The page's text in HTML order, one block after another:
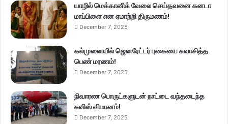
யாழில் மெக்கானிக் வேலை செய்தவனை கனடா
மாப்பிளை என ஏமாற்றி திருமணம்!
December 7, 2025
கல்முனையில் ஜெனரேட்டர் புகையை சுவாசித்த
பெண் மரணம்!
December 7, 2025
நிவாரண பொருட்களுடன் நாட்டை வந்தடைந்த
சுவிஸ் விமானம்!
December 7, 2025